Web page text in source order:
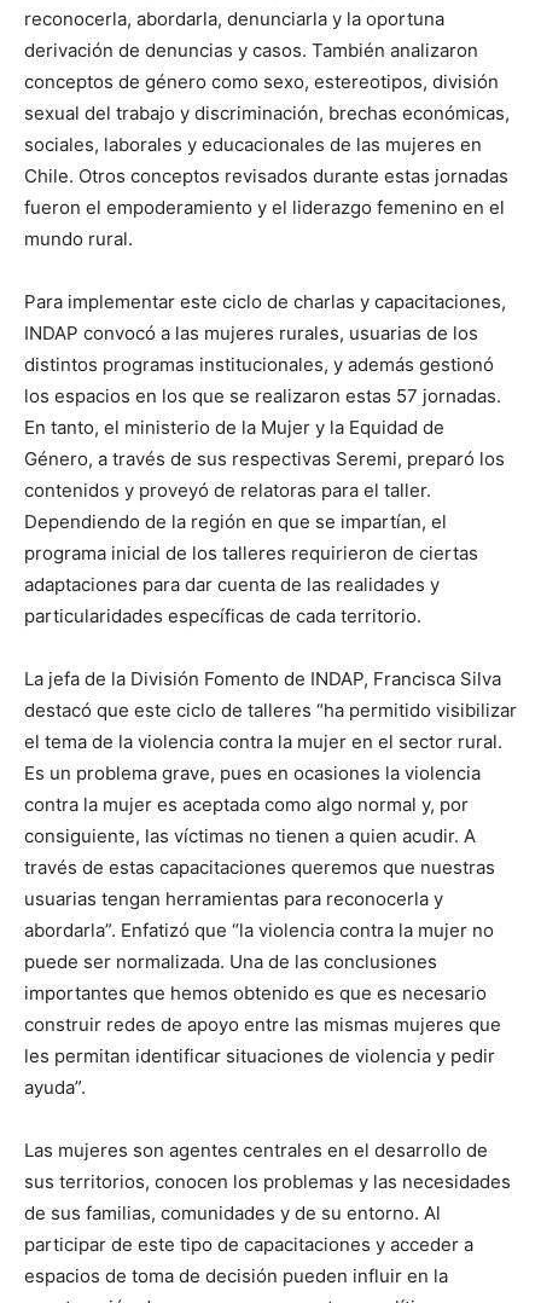
reconocerla, abordarla, denunciarla y la oportuna
derivación de denuncias y casos. También analizaron
conceptos de género como sexo, estereotipos, división
sexual del trabajo y discriminación, brechas económicas,
sociales, laborales y educacionales de las mujeres en
Chile. Otros conceptos revisados durante estas jornadas
fueron el empoderamiento y el liderazgo femenino en el
mundo rural.
Para implementar este ciclo de charlas y capacitaciones,
INDAP convocó a las mujeres rurales, usuarias de los
distintos programas institucionales, y además gestionó
los espacios en los que se realizaron estas 57 jornadas.
En tanto, el ministerio de la Mujer y la Equidad de
Género, a través de sus respectivas Seremi, preparó los
contenidos y proveyó de relatoras para el taller.
Dependiendo de la región en que se impartían, el
programa inicial de los talleres requirieron de ciertas
adaptaciones para dar cuenta de las realidades y
particularidades específicas de cada territorio.
La jefa de la División Fomento de INDAP, Francisca Silva
destacó que este ciclo de talleres “ha permitido visibilizar
el tema de la violencia contra la mujer en el sector rural.
Es un problema grave, pues en ocasiones la violencia
contra la mujer es aceptada como algo normal y, por
consiguiente, las víctimas no tienen a quien acudir. A
través de estas capacitaciones queremos que nuestras
usuarias tengan herramientas para reconocerla y
abordarla”. Enfatizó que “la violencia contra la mujer no
puede ser normalizada. Una de las conclusiones
importantes que hemos obtenido es que es necesario
construir redes de apoyo entre las mismas mujeres que
les permitan identificar situaciones de violencia y pedir
ayuda”.
Las mujeres son agentes centrales en el desarrollo de
sus territorios, conocen los problemas y las necesidades
de sus familias, comunidades y de su entorno. Al
participar de este tipo de capacitaciones y acceder a
espacios de toma de decisión pueden influir en la